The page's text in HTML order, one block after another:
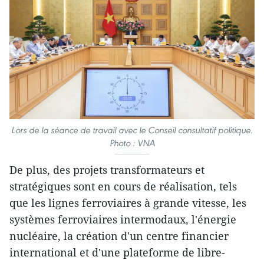
Lors de la séance de travail avec le Conseil consultatif politique.
Photo : VNA
De plus, des projets transformateurs et
stratégiques sont en cours de réalisation, tels
que les lignes ferroviaires à grande vitesse, les
systèmes ferroviaires intermodaux, l'énergie
nucléaire, la création d'un centre financier
international et d'une plateforme de libre-